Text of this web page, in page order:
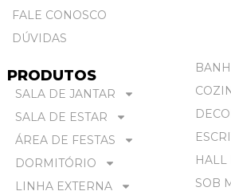
FALE CONOSCO
DÚVIDAS
PRODUTOS
SALA DE JANTAR
SALA DE ESTAR
ÁREA DE FESTAS
DORMITÓRIO
LINHA EXTERNA
HALL
SOB